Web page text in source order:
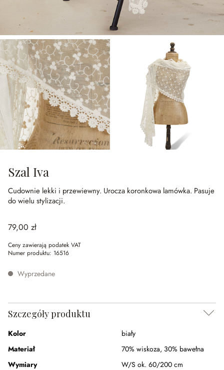
Szal Iva
Cudownie lekki i przewiewny. Urocza koronkowa lamówka. Pasuje
do wielu stylizacji.
79,00 zł
Ceny zawierają podatek VAT
Numer produktu: 16516
Wyprzedane
Szczegóły produktu
Kolor
biały
Materiał
70% wiskoza, 30% bawełna
Wymiary
W/S ok. 60/200 cm